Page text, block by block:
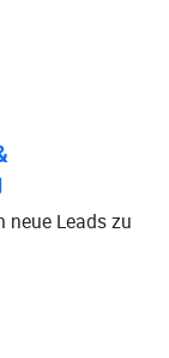
neue Leads zu